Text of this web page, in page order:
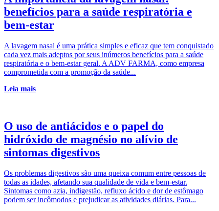
benefícios para a saúde respiratória e
bem-estar
A lavagem nasal é uma prática simples e eficaz que tem conquistado
cada vez mais adeptos por seus inúmeros benefícios para a saúde
respiratória e o bem-estar geral. A ADV FARMA, como empresa
comprometida com a promoção da saúde...
Leia mais
O uso de antiácidos e o papel do
hidróxido de magnésio no alívio de
sintomas digestivos
Os problemas digestivos são uma queixa comum entre pessoas de
todas as idades, afetando sua qualidade de vida e bem-estar.
Sintomas como azia, indigestão, refluxo ácido e dor de estômago
podem ser incômodos e prejudicar as atividades diárias. Para...